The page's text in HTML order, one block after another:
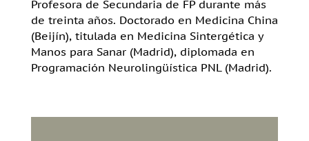
Profesora de Secundaria de FP durante más
de treinta años. Doctorado en Medicina China
(Beijín), titulada en Medicina Sintergética y
Manos para Sanar (Madrid), diplomada en
Programación Neurolingüística PNL (Madrid).